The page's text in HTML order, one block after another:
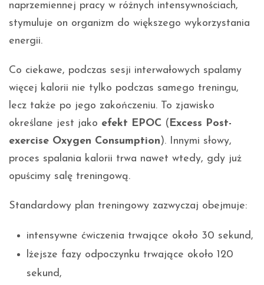
naprzemiennej pracy w różnych intensywnościach,
stymuluje on organizm do większego wykorzystania
energii.
Co ciekawe, podczas sesji interwałowych spalamy
więcej kalorii nie tylko podczas samego treningu,
lecz także po jego zakończeniu. To zjawisko
określane jest jako efekt EPOC ( Excess Post-
exercise Oxygen Consumption). Innymi słowy,
proces spalania kalorii trwa nawet wtedy, gdy już
opuścimy salę treningową.
Standardowy plan treningowy zazwyczaj obejmuje:
intensywne ćwiczenia trwające około 30 sekund,
lżejsze fazy odpoczynku trwające około 120
sekund,